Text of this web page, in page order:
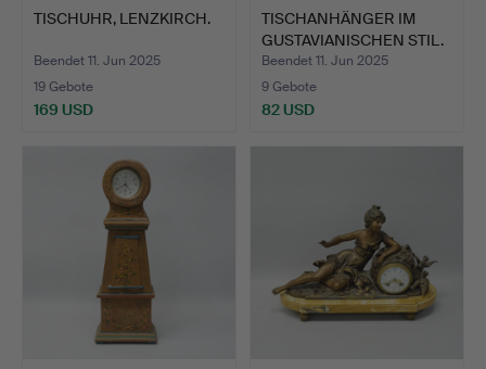
TISCHUHR, LENZKIRCH.
Beendet 11. Jun 2025
19 Gebote
169 USD
TISCHANHÄNGER IM
GUSTAVIANISCHEN STIL.
Beendet 11. Jun 2025
9 Gebote
82 USD